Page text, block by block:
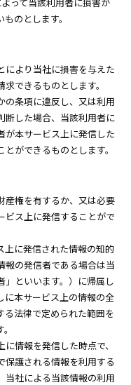
のとします。
により当社に損害を与えた
できるものとします。
の条項に違反し、又は利用
断した場合、当該利用者に
が本サービス上に発信した
ができるものとします。
産権を有するか、又は必要
ビス上に発信することがで
上に発信された情報の知的
報の発信者である場合は当
」といいます。）に帰属し
に本サービス上の情報の全
る法律で定められた範囲を
情報を発信した時点で、
保護される情報を利用する
当社による当該情報の利用